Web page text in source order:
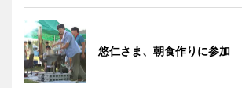
悠仁さま、朝食作りに参加